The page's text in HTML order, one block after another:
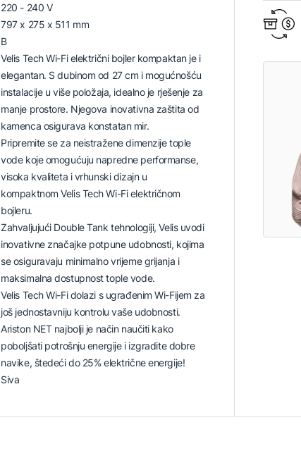
220 - 240 V
797 x 275 x 511 mm
B
Velis Tech Wi-Fi električni bojler kompaktan je i
elegantan. S dubinom od 27 cm i mogućnošću
instalacije u više položaja, idealno je rješenje za
manje prostore. Njegova inovativna zaštita od
kamenca osigurava konstatan mir.
Pripremite se za neistražene dimenzije tople
vode koje omogućuju napredne performanse,
visoka kvaliteta i vrhunski dizajn u
kompaktnom Velis Tech Wi-Fi električnom
bojleru.
Zahvaljujući Double Tank tehnologiji, Velis uvodi
inovativne značajke potpune udobnosti, kojima
se osiguravaju minimalno vrijeme grijanja i
maksimalna dostupnost tople vode.
Velis Tech Wi-Fi dolazi s ugrađenim Wi-Fijem za
još jednostavniju kontrolu vaše udobnosti.
Ariston NET najbolji je način naučiti kako
poboljšati potrošnju energije i izgradite dobre
navike, štedeći do 25% električne energije!
Siva